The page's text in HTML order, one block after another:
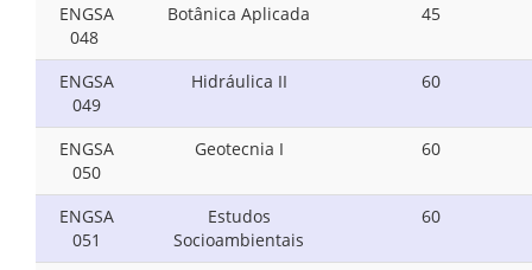
ENGSA
048
Botânica Aplicada 45
ENGSA
049
Hidráulica II 60
ENGSA
050
Geotecnia I 60
ENGSA
051
Estudos
Socioambientais
60